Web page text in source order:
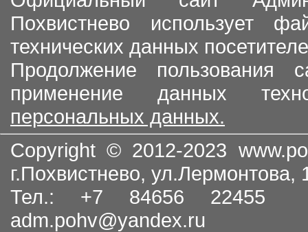
Похвистнево использует
технических данных
Продолжение пользования
применение данных
персональных данных.
Copyright © 2012-2023
г.Похвистнево, ул.Лермонтова,
Тел.: +7 84656
adm.pohv@yandex.ru